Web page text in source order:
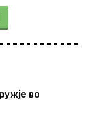
во